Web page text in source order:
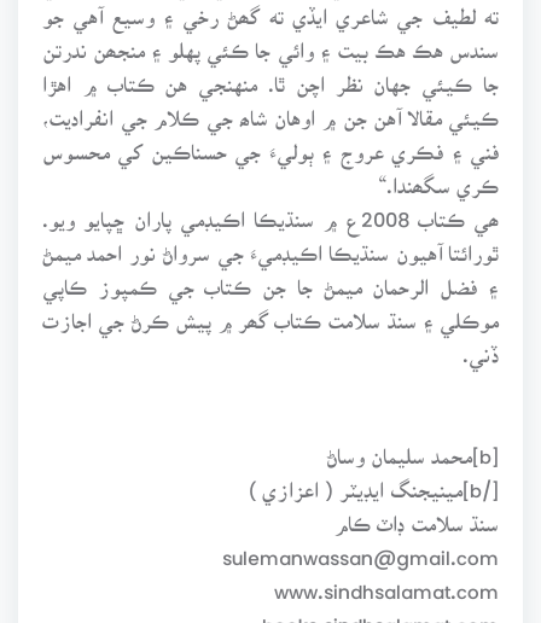
ته لطيف جي شاعري ايڏي ته گھڻ رخي ۽ وسيع آهي جو
سندس هڪ هڪ بيت ۽ وائي جا ڪئي پهلو ۽ منجھن ندرتن
جا ڪيئي جهان نظر اچن ٿا. منهنجي هن ڪتاب ۾ اهڙا
ڪيئي مقالا آهن جن ۾ اوهان شاھ جي ڪلام جي انفراديت،
فني ۽ فڪري عروج ۽ ٻوليءَ جي حسناڪين کي محسوس
ڪري سگھندا.“
ھي ڪتاب 2008ع ۾ سنڌيڪا اڪيڊمي پاران ڇپايو ويو.
ٿورائتا آهيون سنڌيڪا اڪيڊميءَ جي سرواڻ نور احمد ميمڻ
۽ فضل الرحمان ميمڻ جا جن ڪتاب جي ڪمپوز ڪاپي
موڪلي ۽ سنڌ سلامت ڪتاب گھر ۾ پيش ڪرڻ جي اجازت
ڏني.
[b]محمد سليمان وساڻ
[/b]مينيجنگ ايڊيٽر ( اعزازي )
سنڌ سلامت ڊاٽ ڪام
sulemanwassan@gmail.com
www.sindhsalamat.com
books.sindhsalamat.com